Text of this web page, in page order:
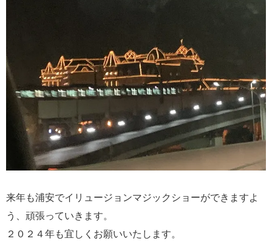
来年も浦安でイリュージョンマジックショーができますよ
う、頑張っていきます。
２０２４年も宜しくお願いいたします。